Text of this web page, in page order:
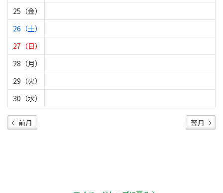
25（金）
26（土）
27（日）
28（月）
29（火）
30（水）
前月 翌月